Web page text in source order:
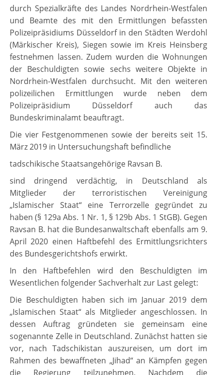
durch Spezialkräfte des Landes Nordrhein-Westfalen
und Beamte des mit den Ermittlungen befassten
Polizeipräsidiums Düsseldorf in den Städten Werdohl
(Märkischer Kreis), Siegen sowie im Kreis Heinsberg
festnehmen lassen. Zudem wurden die Wohnungen
der Beschuldigten sowie sechs weitere Objekte in
Nordrhein-Westfalen durchsucht. Mit den weiteren
polizeilichen Ermittlungen wurde neben dem
Polizeipräsidium Düsseldorf auch das
Bundeskriminalamt beauftragt.
Die vier Festgenommenen sowie der bereits seit 15.
März 2019 in Untersuchungshaft befindliche
tadschikische Staatsangehörige Ravsan B.
sind dringend verdächtig, in Deutschland als
Mitglieder der terroristischen Vereinigung
„Islamischer Staat“ eine Terrorzelle gegründet zu
haben (§ 129a Abs. 1 Nr. 1, § 129b Abs. 1 StGB). Gegen
Ravsan B. hat die Bundesanwaltschaft ebenfalls am 9.
April 2020 einen Haftbefehl des Ermittlungsrichters
des Bundesgerichtshofs erwirkt.
In den Haftbefehlen wird den Beschuldigten im
Wesentlichen folgender Sachverhalt zur Last gelegt:
Die Beschuldigten haben sich im Januar 2019 dem
„Islamischen Staat“ als Mitglieder angeschlossen. In
dessen Auftrag gründeten sie gemeinsam eine
sogenannte Zelle in Deutschland. Zunächst hatten sie
vor, nach Tadschikistan auszureisen, um dort im
Rahmen des bewaffneten „Jihad“ an Kämpfen gegen
die Regierung teilzunehmen. Nachdem die